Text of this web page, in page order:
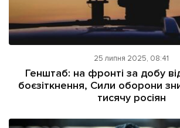
25 липня 2025, 08:41
Генштаб: на фронті за добу
боєзіткнення, Сили оборони
тисячу росіян